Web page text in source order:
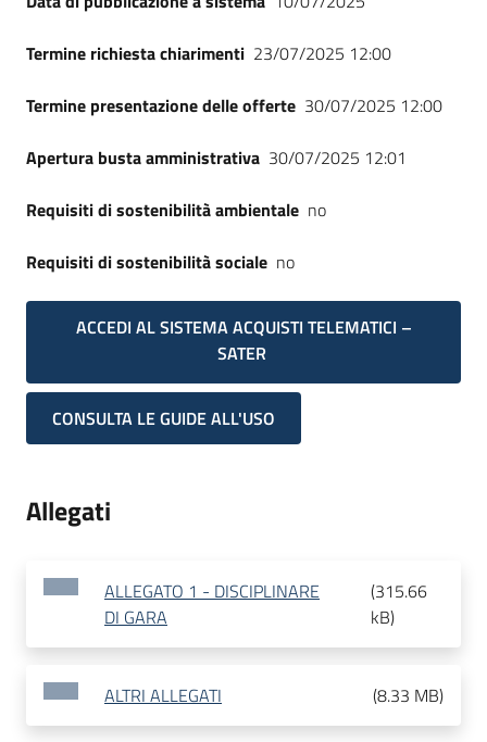
Termine richiesta chiarimenti 23/07/2025 12:00
Termine presentazione delle offerte 30/07/2025 12:00
Apertura busta amministrativa 30/07/2025 12:01
Requisiti di sostenibilità ambientale no
Requisiti di sostenibilità sociale no
ACCEDI AL SISTEMA ACQUISTI TELEMATICI –
SATER
CONSULTA LE GUIDE ALL'USO
Allegati
ALLEGATO 1 - DISCIPLINARE
DI GARA
(315.66
kB)
ALTRI ALLEGATI (8.33 MB)